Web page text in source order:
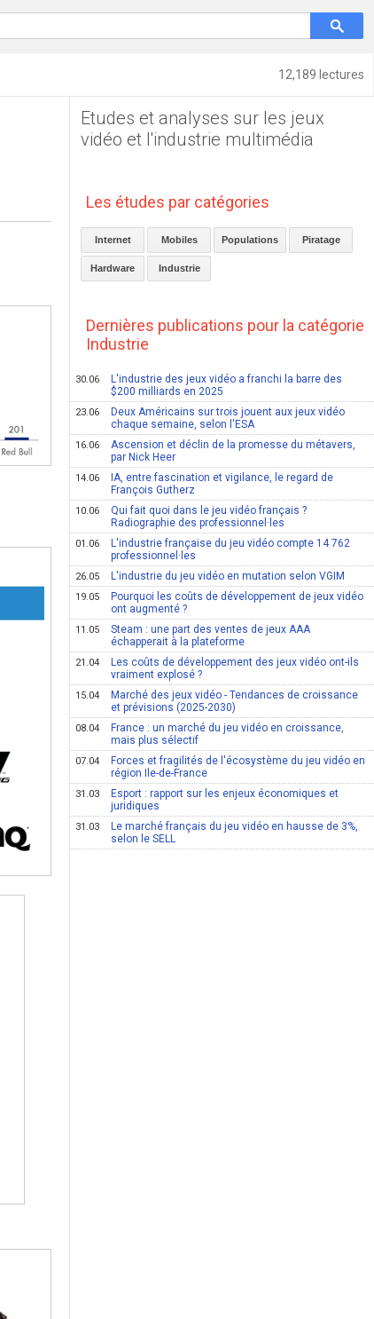
12,189 lectures
Etudes et analyses sur les jeux
vidéo et l'industrie multimédia
Les études par catégories
Internet Mobiles Populations Piratage
Hardware Industrie
Dernières publications pour la catégorie
Industrie
30.06
L'industrie des jeux vidéo a franchi la barre des
$200 milliards en 2025
23.06
Deux Américains sur trois jouent aux jeux vidéo
chaque semaine, selon l'ESA
16.06
Ascension et déclin de la promesse du métavers,
par Nick Heer
14.06
IA, entre fascination et vigilance, le regard de
François Gutherz
10.06
Qui fait quoi dans le jeu vidéo français ?
Radiographie des professionnel·les
01.06
L'industrie française du jeu vidéo compte 14 762
professionnel·les
26.05 L'industrie du jeu vidéo en mutation selon VGIM
19.05
Pourquoi les coûts de développement de jeux vidéo
ont augmenté ?
11.05
Steam : une part des ventes de jeux AAA
échapperait à la plateforme
21.04
Les coûts de développement des jeux vidéo ont-ils
vraiment explosé ?
15.04
Marché des jeux vidéo - Tendances de croissance
et prévisions (2025-2030)
08.04
France : un marché du jeu vidéo en croissance,
mais plus sélectif
07.04
Forces et fragilités de l'écosystème du jeu vidéo en
région Ile-de-France
31.03
Esport : rapport sur les enjeux économiques et
juridiques
31.03
Le marché français du jeu vidéo en hausse de 3%,
selon le SELL